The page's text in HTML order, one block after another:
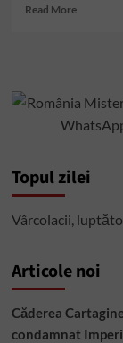
Read MoreRead
oceanelor
a
nou
Topul zilei
Vârcolacii,
Articole noi
Căderea
condamnat